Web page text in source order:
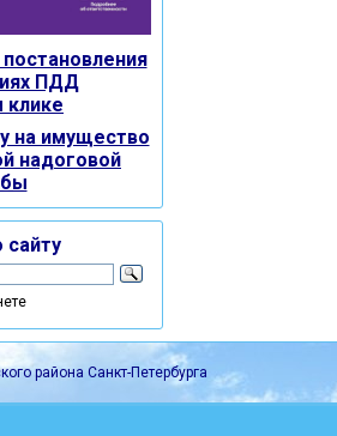
ПДД
клике
на имущество
надоговой
сайту
района Санкт-Петербурга